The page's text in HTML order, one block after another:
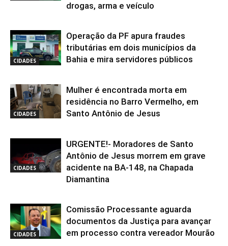
drogas, arma e veículo
CIDADES
Operação da PF apura fraudes
tributárias em dois municípios da
Bahia e mira servidores públicos
CIDADES
Mulher é encontrada morta em
residência no Barro Vermelho, em
Santo Antônio de Jesus
CIDADES
URGENTE!- Moradores de Santo
Antônio de Jesus morrem em grave
acidente na BA-148, na Chapada
Diamantina
CIDADES
Comissão Processante aguarda
documentos da Justiça para avançar
em processo contra vereador Mourão